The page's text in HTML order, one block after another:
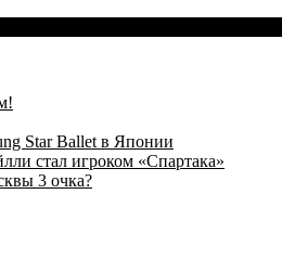
Star Ballet в Японии
стал игроком «Спартака»
3 очка?